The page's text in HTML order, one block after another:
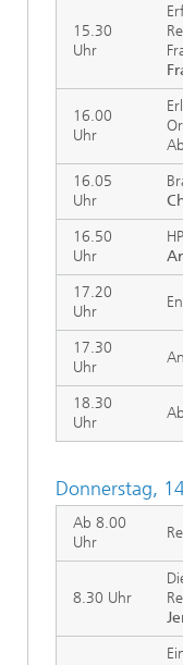
15.30
Uhr
16.00
Uhr
16.05
Uhr
16.50
Uhr
17.20
Uhr
17.30
Uhr
18.30
Uhr
Donnerstag,
Ab 8.00
Uhr
8.30 Uhr